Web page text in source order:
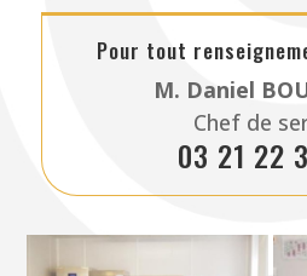
Pour tout
M. Daniel
Chef de
03 21 22